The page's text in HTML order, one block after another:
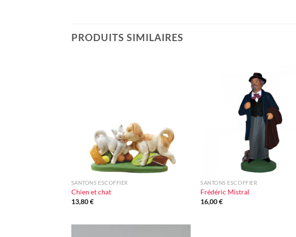
PRODUITS SIMILAIRES
SANTONS ESCOFFIER
Chien et chat
13,80€
SANTONS ESCOFFIER
Frédéric Mistral
16,00€